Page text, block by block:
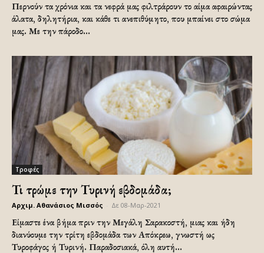
Περνούν τα χρόνια και τα νεφρά μας φιλτράρουν το αίμα αφαιρώντας
άλατα, δηλητήρια, και κάθε τι ανεπιθύμητο, που μπαίνει στο σώμα
μας. Με την πάροδο...
Τροφές
Τι τρώμε την Τυρινή εβδομάδα;
Αρχιμ. Αθανάσιος Μισσός Δε 08-Μαρ-2021
Είμαστε ένα βήμα πριν την Μεγάλη Σαρακοστή, μιας και ήδη
διανύουμε την τρίτη εβδομάδα των Απόκρεω, γνωστή ως
Τυροφάγος ή Τυρινή. Παραδοσιακά, όλη αυτή...